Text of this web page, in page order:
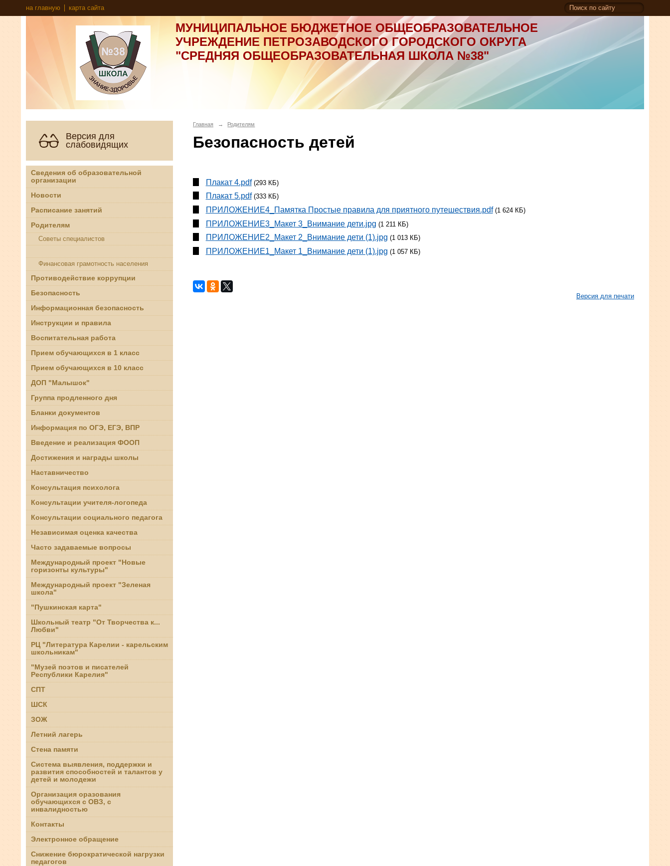
на главную карта сайта
МУНИЦИПАЛЬНОЕ БЮДЖЕТНОЕ ОБЩЕОБРАЗОВАТЕЛЬНОЕ
УЧРЕЖДЕНИЕ ПЕТРОЗАВОДСКОГО ГОРОДСКОГО ОКРУГА
"СРЕДНЯЯ ОБЩЕОБРАЗОВАТЕЛЬНАЯ ШКОЛА №38"
Версия для
слабовидящих
Сведения об образовательной
организации
Новости
Расписание занятий
Родителям
Советы специалистов
Финансовая грамотность населения
Противодействие коррупции
Безопасность
Информационная безопасность
Инструкции и правила
Воспитательная работа
Прием обучающихся в 1 класс
Прием обучающихся в 10 класс
ДОП "Малышок"
Группа продленного дня
Бланки документов
Информация по ОГЭ, ЕГЭ, ВПР
Введение и реализация ФООП
Достижения и награды школы
Наставничество
Консультация психолога
Консультации учителя-логопеда
Консультации социального педагога
Независимая оценка качества
Часто задаваемые вопросы
Международный проект "Новые
горизонты культуры"
Международный проект "Зеленая
школа"
"Пушкинская карта"
Школьный театр "От Творчества к...
Любви"
РЦ "Литература Карелии - карельским
школьникам"
"Музей поэтов и писателей
Республики Карелия"
СПТ
ШСК
ЗОЖ
Летний лагерь
Стена памяти
Система выявления, поддержки и
развития способностей и талантов у
детей и молодежи
Организация оразования
обучающихся с ОВЗ, с
инвалидностью
Контакты
Электронное обращение
Снижение бюрократической нагрузки
педагогов
Главная → Родителям
Безопасность детей
Плакат 4.pdf (293 КБ)
Плакат 5.pdf (333 КБ)
ПРИЛОЖЕНИЕ4_Памятка Простые правила для приятного путешествия.pdf (1 624 КБ)
ПРИЛОЖЕНИЕ3_Макет 3_Внимание дети.jpg (1 211 КБ)
ПРИЛОЖЕНИЕ2_Макет 2_Внимание дети (1).jpg (1 013 КБ)
ПРИЛОЖЕНИЕ1_Макет 1_Внимание дети (1).jpg (1 057 КБ)
Версия для печати